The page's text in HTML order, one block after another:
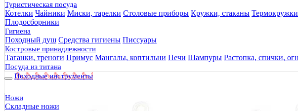
Туристическая посуда
Котелки Чайники Миски, тарелки Столовые приборы Кружки, стаканы Термокружки
Плодосборники
Гигиена
Походный душ Средства гигиены Писсуары
Костровые принадлежности
Таганки, треноги Примус Мангалы, коптильни Печи Шампуры Растопка, спички,
Посуда из титана
Походные инструменты
Ножи
Складные ножи